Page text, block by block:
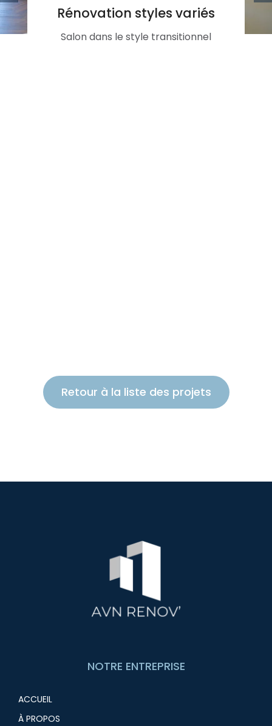
Rénovation styles variés
Salon dans le style transitionnel
Retour à la liste des projets
NOTRE ENTREPRISE
ACCUEIL
À PROPOS